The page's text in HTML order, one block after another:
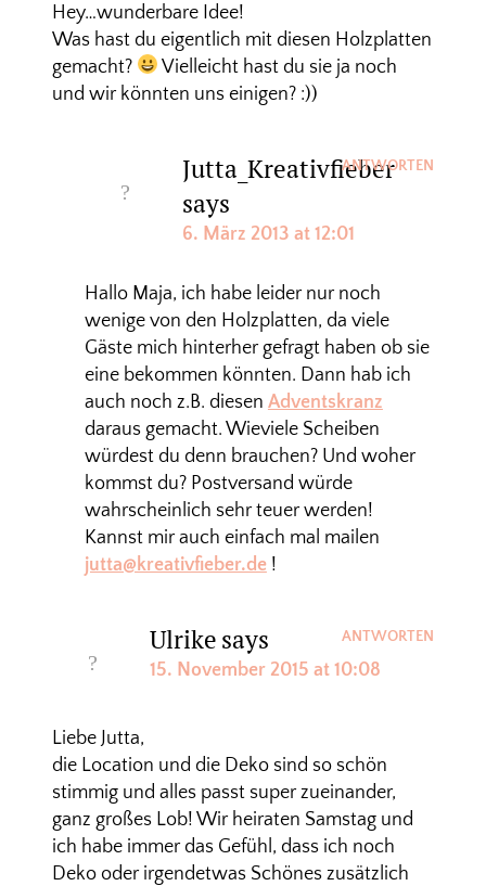
Hey…wunderbare Idee!
Was hast du eigentlich mit diesen Holzplatten
gemacht?
Vielleicht hast du sie ja noch
und wir könnten uns einigen? :))
Jutta_Kreativfieber
says
6. März 2013 at 12:01
Hallo Maja, ich habe leider nur noch
wenige von den Holzplatten, da viele
Gäste mich hinterher gefragt haben ob sie
eine bekommen könnten. Dann hab ich
auch noch z.B. diesen Adventskranz
daraus gemacht. Wieviele Scheiben
würdest du denn brauchen? Und woher
kommst du? Postversand würde
wahrscheinlich sehr teuer werden!
Kannst mir auch einfach mal mailen
jutta@kreativfieber.de!
ANTWORTEN
Ulrikesays
15. November 2015 at 10:08
Liebe Jutta,
die Location und die Deko sind so schön
stimmig und alles passt super zueinander,
ganz großes Lob! Wir heiraten Samstag und
ich habe immer das Gefühl, dass ich noch
Deko oder irgendetwas Schönes zusätzlich
ANTWORTEN